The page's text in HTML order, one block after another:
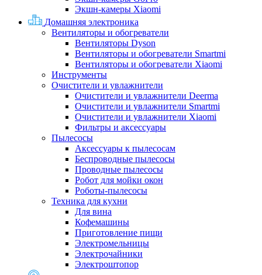
Экшн-камеры Xiaomi
Домашняя электроника
Вентиляторы и обогреватели
Вентиляторы Dyson
Вентиляторы и обогреватели Smartmi
Вентиляторы и обогреватели Xiaomi
Инструменты
Очистители и увлажнители
Очистители и увлажнители Deerma
Очистители и увлажнители Smartmi
Очистители и увлажнители Xiaomi
Фильтры и аксессуары
Пылесосы
Аксессуары к пылесосам
Беспроводные пылесосы
Проводные пылесосы
Робот для мойки окон
Роботы-пылесосы
Техника для кухни
Для вина
Кофемашины
Приготовление пищи
Электромельницы
Электрочайники
Электроштопор